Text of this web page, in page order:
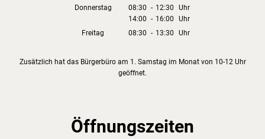
Von 14:00 bis 16:00 Uhr
Donnerstag 08:30 - 12:30
Uhr
Von 08:30 bis 12:30 Uhr
14:00 - 16:00
Uhr
Von 14:00 bis 16:00 Uhr
Freitag 08:30 - 13:30
Uhr
Zusätzlich hat das Bürgerbüro am 1. Samstag im Monat von 10-12 Uhr
geöffnet.
Öffnungszeiten